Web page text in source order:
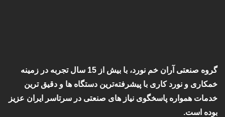
گروه صنعتی آران خم نورد، با بیش از 15 سال تجربه در زمینه
خمکاری و نورد کاری با پیشرفته‌ترین دستگاه ها و دقیق ترین
خدمات همواره پاسخگوی نیاز های صنعتی در سرتاسر ایران عزیز
بوده است.